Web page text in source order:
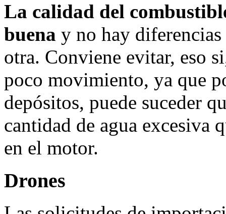
La calidad del
buena y no hay
otra. Conviene evitar, eso
poco movimiento, ya que
depósitos, puede suceder
cantidad de agua excesiva
en el motor.
Drones